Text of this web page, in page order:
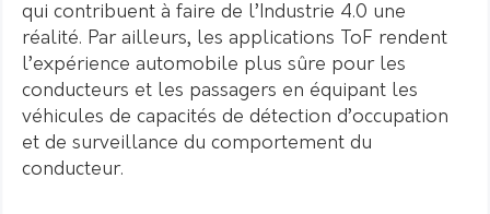
qui contribuent à faire de l’Industrie 4.0 une
réalité. Par ailleurs, les applications ToF rendent
l’expérience automobile plus sûre pour les
conducteurs et les passagers en équipant les
véhicules de capacités de détection d’occupation
et de surveillance du comportement du
conducteur.